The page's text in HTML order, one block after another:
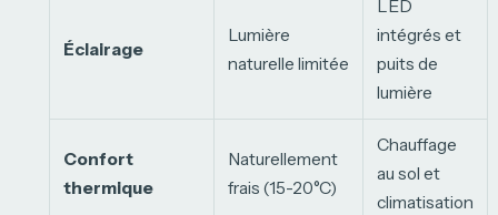
Éclairage
Lumière
naturelle limitée
LED
intégrés et
puits de
lumière
Confort
thermique
Naturellement
frais (15-20°C)
Chauffage
au sol et
climatisation